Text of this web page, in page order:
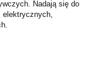
Nadają się do